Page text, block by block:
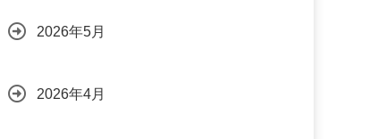
2026年5月
2026年4月